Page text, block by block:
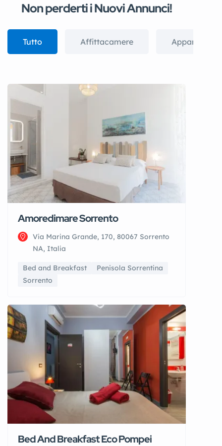
Non perderti i Nuovi Annunci!
Tutto Affittacamere
Amoredimare Sorrento
Via Marina Grande, 170, 80067 Sorrento
NA, Italia
Bed and Breakfast
Penisola Sorrentina
Sorrento
Bed And Breakfast Eco Pompei